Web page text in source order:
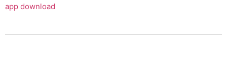
app download